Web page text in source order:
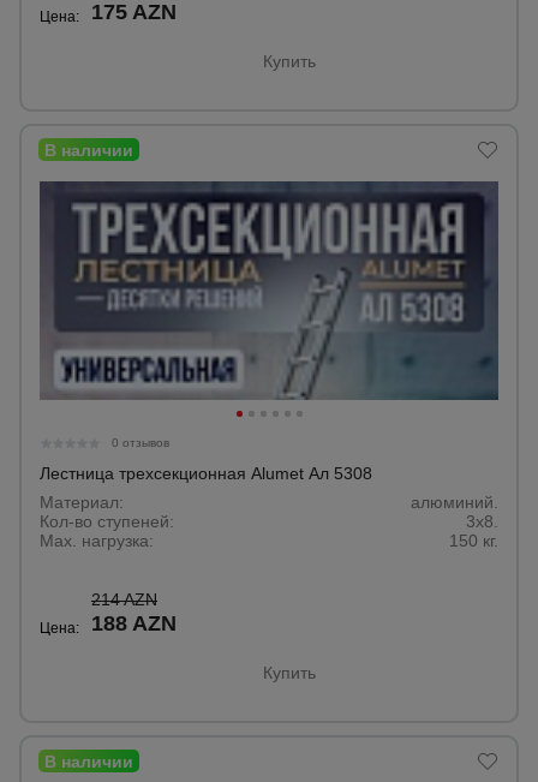
Цена: 175 AZN
Купить
0 отзывов
Лестница трехсекционная Alumet Ал 5308
Материал:
алюминий.
Кол-во ступеней:
3х8.
Max. нагрузка:
150 кг.
Цена:
214 AZN
188 AZN
Купить